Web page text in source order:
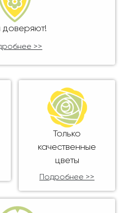
доверяют!
>>
Только
качественные
цветы
Подробнее >>